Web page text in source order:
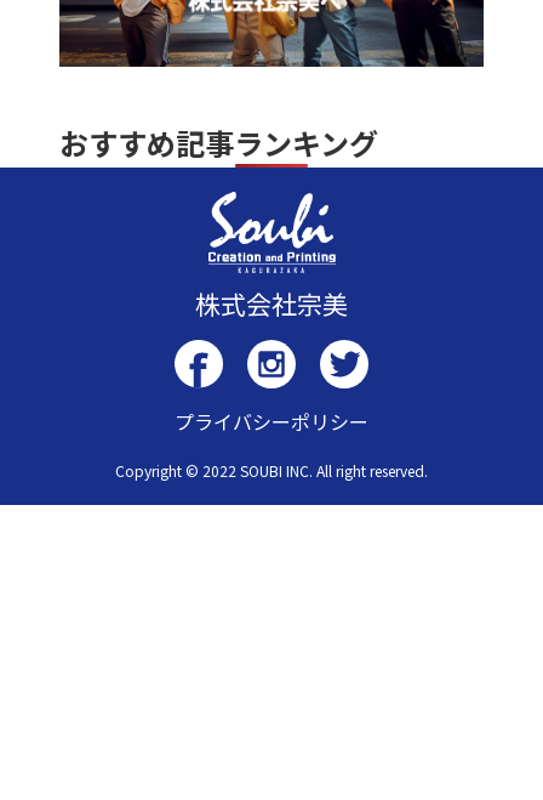
おすすめ記事ランキング
株式会社宗美
プライバシーポリシー
Copyright © 2022 SOUBI INC. All right reserved.